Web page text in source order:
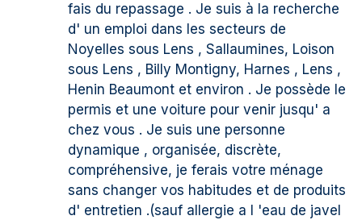
fais du repassage . Je suis à la recherche
d' un emploi dans les secteurs de
Noyelles sous Lens , Sallaumines, Loison
sous Lens , Billy Montigny, Harnes , Lens ,
Henin Beaumont et environ . Je possède le
permis et une voiture pour venir jusqu' a
chez vous . Je suis une personne
dynamique , organisée, discrète,
compréhensive, je ferais votre ménage
sans changer vos habitudes et de produits
d' entretien .(sauf allergie a l 'eau de javel